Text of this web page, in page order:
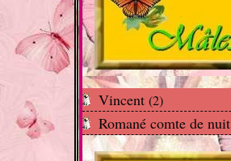
Vincent (2)
Romané comte de nuit